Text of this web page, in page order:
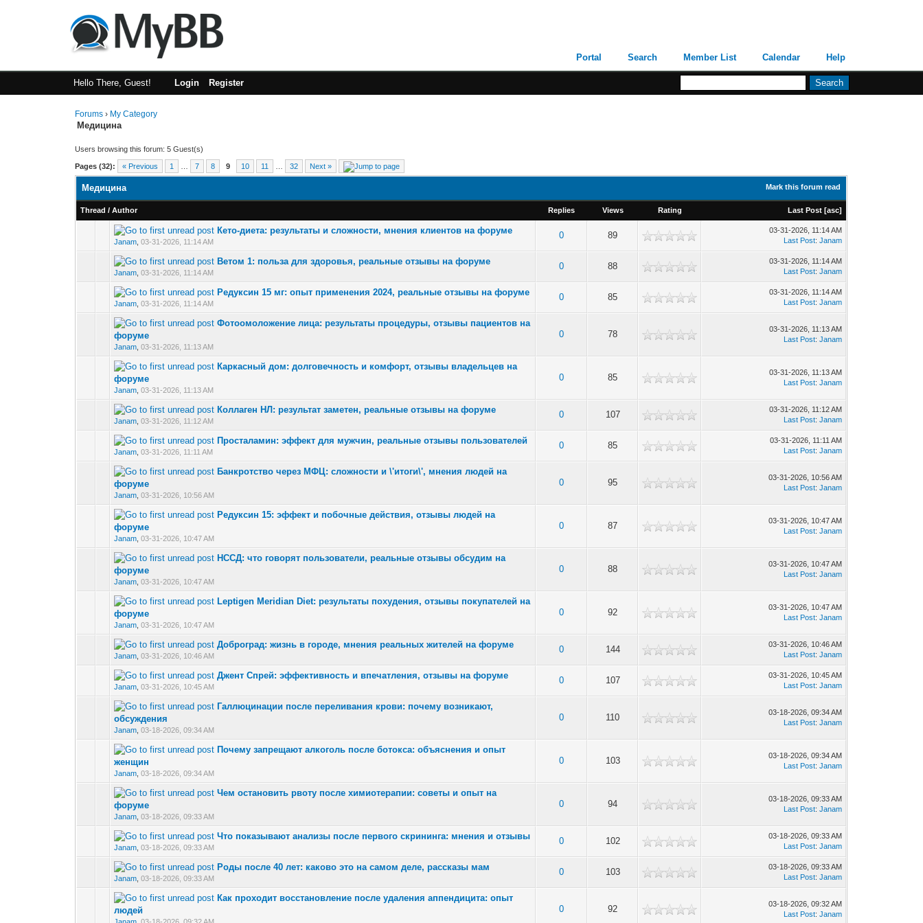
Portal Search Member List Calendar Help
Hello There, Guest! Login Register
Forums › My Category
Медицина
Users browsing this forum: 5 Guest(s)
Pages (32): « Previous 1 7 8 9 10 11 32 Next »
Mark this forum read
Медицина
Thread /Author Replies Views Rating Last Post [asc]
Кето‑диета: результаты и сложности, мнения клиентов на форуме
Janam ,03-31-2026, 11:14 AM
0 89
0 Vote(s) - 0 out of 5 in Average
03-31-2026, 11:14 AM
Last Post:Janam
Ветом 1: польза для здоровья, реальные отзывы на форуме
Janam ,03-31-2026, 11:14 AM
0 88
0 Vote(s) - 0 out of 5 in Average
03-31-2026, 11:14 AM
Last Post:Janam
Редуксин 15 мг: опыт применения 2024, реальные отзывы на форуме
Janam ,03-31-2026, 11:14 AM
0 85
0 Vote(s) - 0 out of 5 in Average
03-31-2026, 11:14 AM
Last Post:Janam
Фотоомоложение лица: результаты процедуры, отзывы пациентов на
форуме
Janam ,03-31-2026, 11:13 AM
0 78
03-31-2026, 11:13 AM
Last Post:Janam
Каркасный дом: долговечность и комфорт, отзывы владельцев на
форуме
Janam ,03-31-2026, 11:13 AM
0 85
03-31-2026, 11:13 AM
Last Post:Janam
Коллаген НЛ: результат заметен, реальные отзывы на форуме
Janam ,03-31-2026, 11:12 AM
0 107
0 Vote(s) - 0 out of 5 in Average
03-31-2026, 11:12 AM
Last Post:Janam
Просталамин: эффект для мужчин, реальные отзывы пользователей
Janam ,03-31-2026, 11:11 AM
0 85
0 Vote(s) - 0 out of 5 in Average
03-31-2026, 11:11 AM
Last Post:Janam
Банкротство через МФЦ: сложности и \'итоги\', мнения людей на
форуме
Janam ,03-31-2026, 10:56 AM
0 95
03-31-2026, 10:56 AM
Last Post:Janam
Редуксин 15: эффект и побочные действия, отзывы людей на
форуме
Janam ,03-31-2026, 10:47 AM
0 87
03-31-2026, 10:47 AM
Last Post:Janam
НССД: что говорят пользователи, реальные отзывы обсудим на
форуме
Janam ,03-31-2026, 10:47 AM
0 88
03-31-2026, 10:47 AM
Last Post:Janam
Leptigen Meridian Diet: результаты похудения, отзывы покупателей на
форуме
Janam ,03-31-2026, 10:47 AM
0 92
03-31-2026, 10:47 AM
Last Post:Janam
Доброград: жизнь в городе, мнения реальных жителей на форуме
Janam ,03-31-2026, 10:46 AM
0 144
0 Vote(s) - 0 out of 5 in Average
03-31-2026, 10:46 AM
Last Post:Janam
Джент Спрей: эффективность и впечатления, отзывы на форуме
Janam ,03-31-2026, 10:45 AM
0 107
0 Vote(s) - 0 out of 5 in Average
03-31-2026, 10:45 AM
Last Post:Janam
Галлюцинации после переливания крови: почему возникают,
обсуждения
Janam ,03-18-2026, 09:34 AM
0 110
03-18-2026, 09:34 AM
Last Post:Janam
Почему запрещают алкоголь после ботокса: объяснения и опыт
женщин
Janam ,03-18-2026, 09:34 AM
0 103
03-18-2026, 09:34 AM
Last Post:Janam
Чем остановить рвоту после химиотерапии: советы и опыт на
форуме
Janam ,03-18-2026, 09:33 AM
0 94
03-18-2026, 09:33 AM
Last Post:Janam
Что показывают анализы после первого скрининга: мнения и отзывы
Janam ,03-18-2026, 09:33 AM
0 102
0 Vote(s) - 0 out of 5 in Average
03-18-2026, 09:33 AM
Last Post:Janam
Роды после 40 лет: каково это на самом деле, рассказы мам
Janam ,03-18-2026, 09:33 AM
0 103
0 Vote(s) - 0 out of 5 in Average
03-18-2026, 09:33 AM
Last Post:Janam
Как проходит восстановление после удаления аппендицита: опыт
людей
0 92
03-18-2026, 09:32 AM
Last Post:Janam